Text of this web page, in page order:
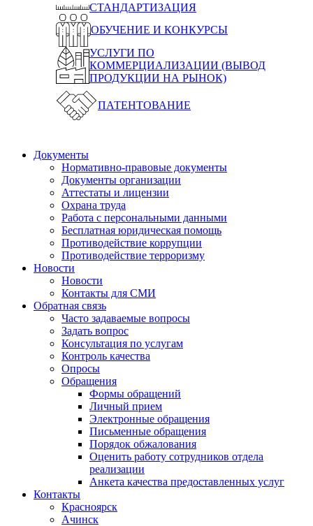
СТАНДАРТИЗАЦИЯ
ОБУЧЕНИЕ И КОНКУРСЫ
УСЛУГИ ПО
КОММЕРЦИАЛИЗАЦИИ (ВЫВОД
ПРОДУКЦИИ НА РЫНОК)
ПАТЕНТОВАНИЕ
Документы
Нормативно-правовые документы
Документы организации
Аттестаты и лицензии
Охрана труда
Работа с персональными данными
Бесплатная юридическая помощь
Противодействие коррупции
Противодействие терроризму
Новости
Новости
Контакты для СМИ
Обратная связь
Часто задаваемые вопросы
Задать вопрос
Консультация по услугам
Контроль качества
Опросы
Обращения
Формы обращений
Личный прием
Электронные обращения
Письменные обращения
Порядок обжалования
Оценить работу сотрудников отдела
реализации
Анкета качества предоставленных услуг
Контакты
Красноярск
Ачинск